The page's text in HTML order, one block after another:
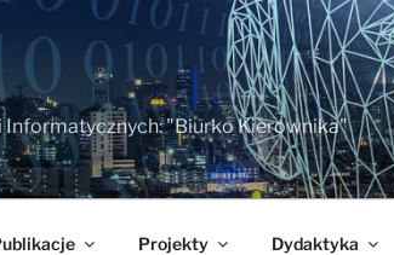
Informatycznych: "Biurko Kierownika"
Projekty Dydaktyka